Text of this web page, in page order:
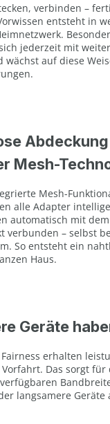
verbinden –
entsteht in
jederzeit mit
wächst auf diese
Mesh-
Mesh-
alle Adapter
automatisch mit
verbunden – selbst
So entsteht ein
Haus.
Geräte
erhalten
Vorfahrt. Das sorgt
langsamere Geräte